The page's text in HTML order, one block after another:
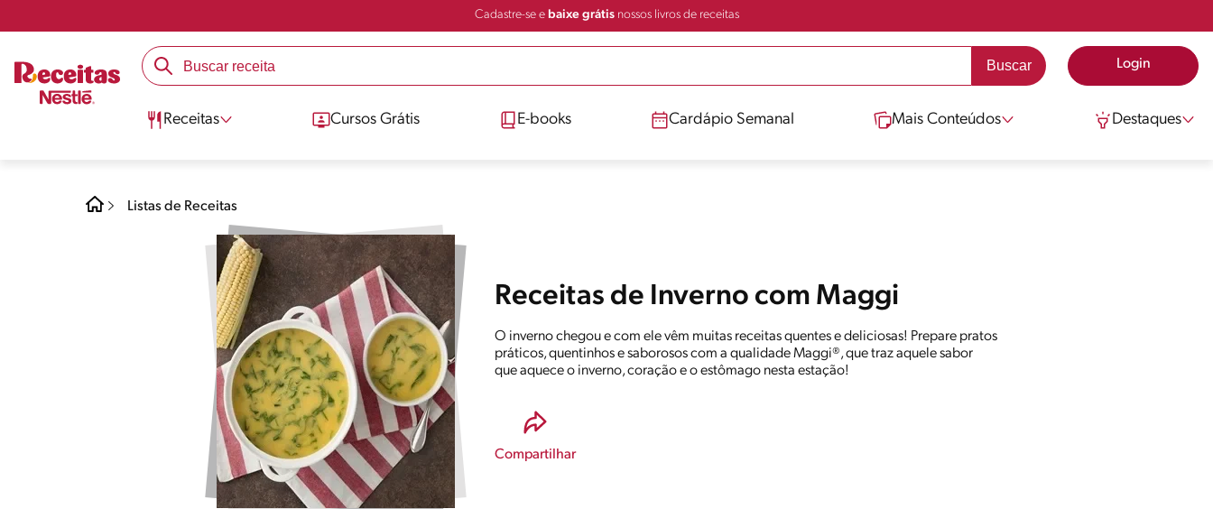
Cadastre-se e baixe grátisnossos livros de receitas
Login
Receitas Cursos Grátis E-books Cardápio Semanal Mais Conteúdos Destaques
Listas de Receitas
Receitas de Inverno com Maggi
O inverno chegou e com ele vêm muitas receitas quentes e deliciosas! Prepare pratos
práticos, quentinhos e saborosos com a qualidade Maggi®, que traz aquele sabor
que aquece o inverno, coração e o estômago nesta estação!
Compartilhar